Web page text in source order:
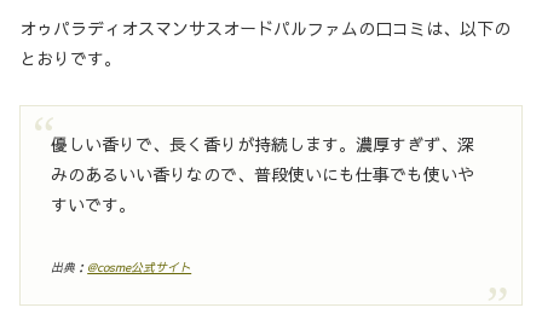
オゥパラディオスマンサスオードパルファムの口コミは、以下の
とおりです。
優しい香りで、長く香りが持続します。濃厚すぎず、深
みのあるいい香りなので、普段使いにも仕事でも使いや
すいです。
出典： @cosme公式サイト